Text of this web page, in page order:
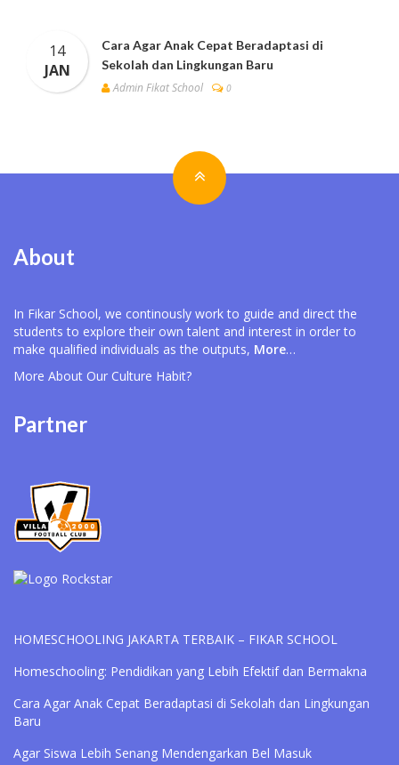
14
JAN
Cara Agar Anak Cepat Beradaptasi di
Sekolah dan Lingkungan Baru
Admin Fikat School
0
About
In Fikar School, we continously work to guide and direct the
students to explore their own talent and interest in order to
make qualified individuals as the outputs, More…
More About Our Culture Habit?
Partner
HOMESCHOOLING JAKARTA TERBAIK – FIKAR SCHOOL
Homeschooling: Pendidikan yang Lebih Efektif dan Bermakna
Cara Agar Anak Cepat Beradaptasi di Sekolah dan Lingkungan
Baru
Agar Siswa Lebih Senang Mendengarkan Bel Masuk